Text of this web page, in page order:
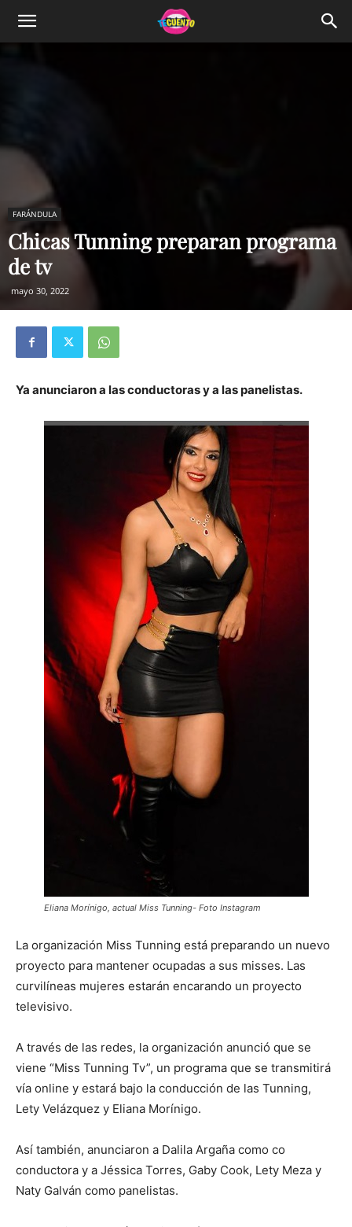
FARÁNDULA
Chicas Tunning preparan programa
de tv
mayo 30, 2022
Ya anunciaron a las conductoras y a las panelistas.
Eliana Morínigo, actual Miss Tunning- Foto Instagram
La organización Miss Tunning está preparando un nuevo
proyecto para mantener ocupadas a sus misses. Las
curvilíneas mujeres estarán encarando un proyecto
televisivo.
A través de las redes, la organización anunció que se
viene “Miss Tunning Tv”, un programa que se transmitirá
vía online y estará bajo la conducción de las Tunning,
Lety Velázquez y Eliana Morínigo.
Así también, anunciaron a Dalila Argaña como co
conductora y a Jéssica Torres, Gaby Cook, Lety Meza y
Naty Galván como panelistas.